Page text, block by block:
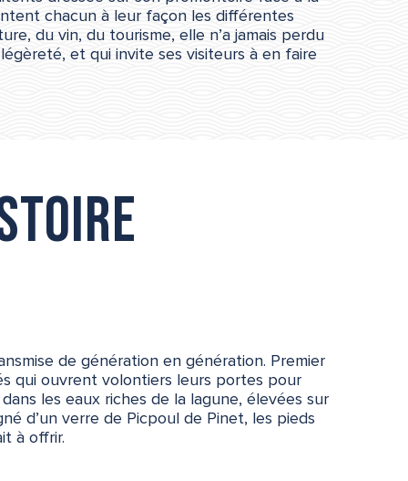
chacun à leur façon les différentes
du vin, du tourisme, elle n’a jamais perdu
et qui invite ses visiteurs à en faire
de génération en génération. Premier
qui ouvrent volontiers leurs portes pour
les eaux riches de la lagune, élevées sur
d’un verre de Picpoul de Pinet, les pieds
à offrir.